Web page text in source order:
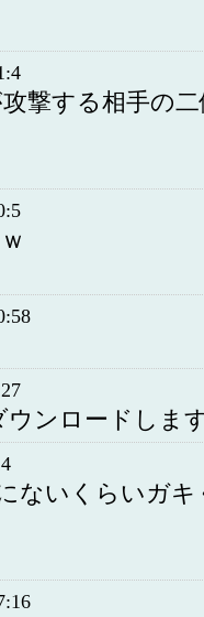
撃する相手の
ンロードしま
ないくらいガキ